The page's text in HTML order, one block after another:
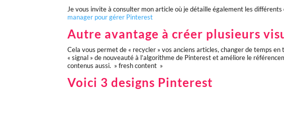
Je vous invite à consulter mon article où je détaille également les
manager pour gérer Pinterest
Autre avantage à créer plusieurs
Cela vous permet de « recycler » vos anciens articles, changer de temps
« signal » de nouveauté à l’algorithme de Pinterest et améliore le
contenus aussi. » fresh content »
Voici 3 designs Pinterest